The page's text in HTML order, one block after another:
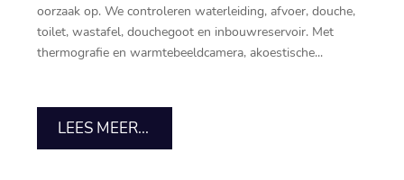
oorzaak op.​ We controleren waterleiding, afvoer, douche,
toilet, wastafel, douchegoot en inbouwreservoir.​ Met
thermografie en warmtebeeldcamera, akoestische...
LEES MEER...